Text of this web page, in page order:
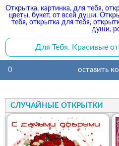
Открытка, картинка, для тебя,
цветы, букет, от всей души.
тебя, открытка для тебя,
души,
Для Тебя. Красивые
0 оставить
СЛУЧАЙНЫЕ ОТКРЫТКИ